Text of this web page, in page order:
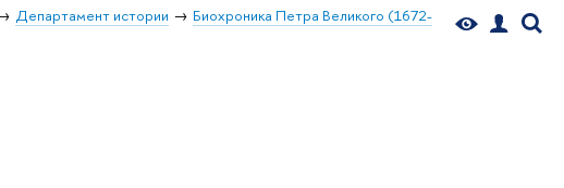
Департамент истории
Биохроника Петра Великого (1672-